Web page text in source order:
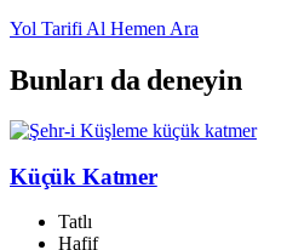
Yol Tarifi Al Hemen Ara
Bunları da deneyin
Küçük Katmer
Tatlı
Hafif